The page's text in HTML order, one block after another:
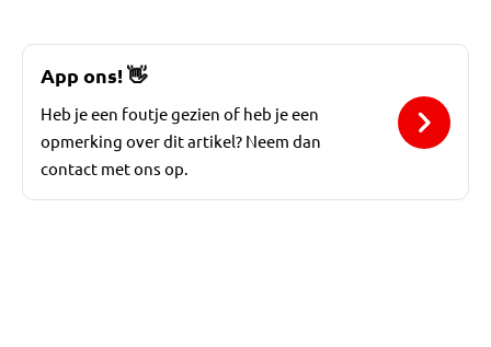
App ons!👋
Heb je een foutje gezien of heb je een
opmerking over dit artikel? Neem dan
contact met ons op.